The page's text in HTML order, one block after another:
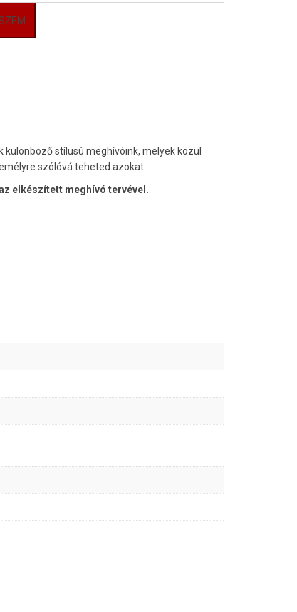
stílusú meghívóink, melyek közül
szólóvá teheted azokat.
elkészített meghívó tervével.